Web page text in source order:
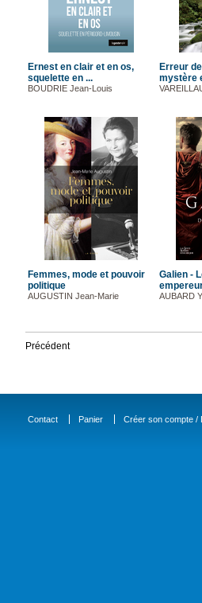
Ernest en clair et en os,
squelette en ...
BOUDRIE Jean-Louis
Erreur
mystère
Femmes, mode et pouvoir
politique
AUGUSTIN Jean-Marie
Galien -
AUBARD
Précédent
Contact Panier Créer son compte /